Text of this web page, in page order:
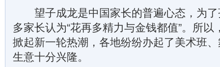
望子成龙是中国家长的普遍心态，为了
多家长认为“花再多精力与金钱都值”。所
掀起新一轮热潮，各地纷纷办起了美术班
生意十分兴隆。